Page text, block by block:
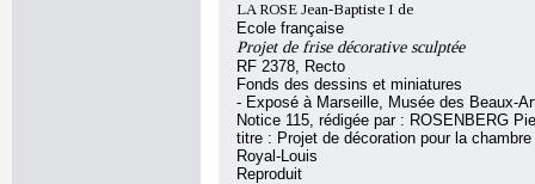
LA ROSE Jean-Baptiste I de
Ecole française
Projet de frise décorative sculptée
RF 2378, Recto
Fonds des dessins et miniatures
- Exposé à Marseille, Musée des Beaux-
Notice 115, rédigée par : ROSENBERG
titre : Projet de décoration pour la
Royal-Louis
Reproduit